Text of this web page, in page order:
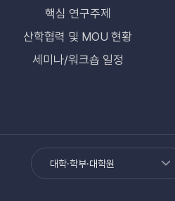
핵심 연구주제
산학협력 및 MOU 현황
세미나/워크숍 일정
대학·학부·대학원